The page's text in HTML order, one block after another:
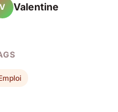
V Valentine